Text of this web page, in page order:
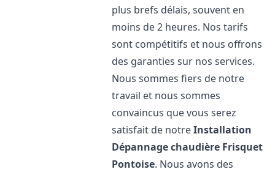
plus brefs délais, souvent en
moins de 2 heures. Nos tarifs
sont compétitifs et nous offrons
des garanties sur nos services.
Nous sommes fiers de notre
travail et nous sommes
convaincus que vous serez
satisfait de notreInstallation
Dépannage chaudière Frisquet
Pontoise. Nous avons des